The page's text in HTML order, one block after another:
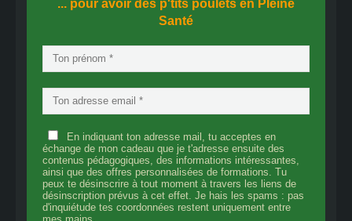
... pour avoir des p'tits poulets en Pleine
Santé
En indiquant ton adresse mail, tu acceptes en
échange de mon cadeau que je t'adresse ensuite des
contenus pédagogiques, des informations intéressantes,
ainsi que des offres personnalisées de formations. Tu
peux te désinscrire à tout moment à travers les liens de
désinscription prévus à cet effet. Je hais les spams : pas
d'inquiétude tes coordonnées restent uniquement entre